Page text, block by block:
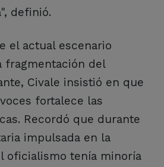
definió.
el actual escenario
fragmentación del
Civale insistió en que
fortalece las
Recordó que durante
impulsada en la
oficialismo tenía minoría